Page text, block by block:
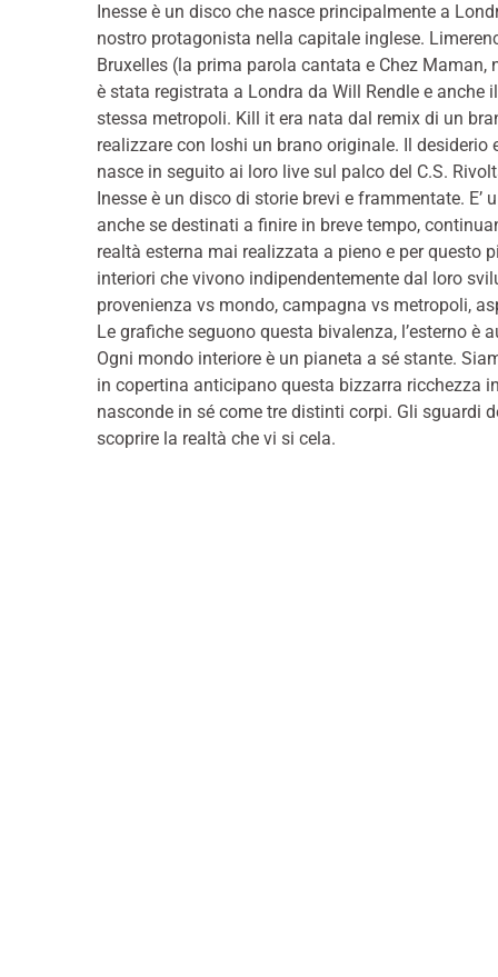
Inesse è un disco che nasce principalmente a
nostro protagonista nella capitale inglese.
Bruxelles (la prima parola cantata e Chez
è stata registrata a Londra da Will Rendle e anche
stessa metropoli. Kill it era nata dal remix di un
realizzare con Ioshi un brano originale. Il
nasce in seguito ai loro live sul palco del C.S.
Inesse è un disco di storie brevi e frammentate.
anche se destinati a finire in breve tempo,
realtà esterna mai realizzata a pieno e per questo
interiori che vivono indipendentemente dal loro
provenienza vs mondo, campagna vs metropoli,
Le grafiche seguono questa bivalenza, l’esterno è
Ogni mondo interiore è un pianeta a sé stante.
in copertina anticipano questa bizzarra ricchezza
nasconde in sé come tre distinti corpi. Gli sguardi
scoprire la realtà che vi si cela.